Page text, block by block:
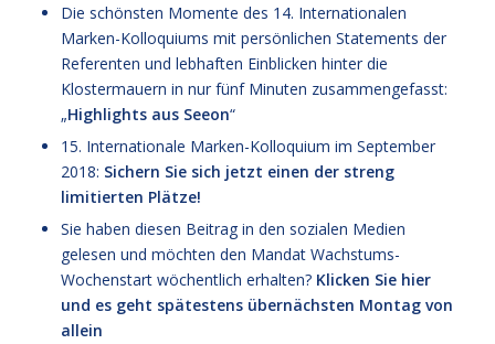
Die schönsten Momente des 14. Internationalen
Marken-Kolloquiums mit persönlichen Statements der
Referenten und lebhaften Einblicken hinter die
Klostermauern in nur fünf Minuten zusammengefasst:
„Highlights aus Seeon“
15. Internationale Marken-Kolloquium im September
2018: Sichern Sie sich jetzt einen der streng
limitierten Plätze!
Sie haben diesen Beitrag in den sozialen Medien
gelesen und möchten den Mandat Wachstums-
Wochenstart wöchentlich erhalten? Klicken Sie hier
und es geht spätestens übernächsten Montag von
allein